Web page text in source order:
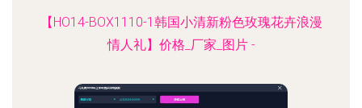
【HO14-BOX1110-1韩国小清新粉色玫瑰花卉浪漫
情人礼】价格_厂家_图片 -